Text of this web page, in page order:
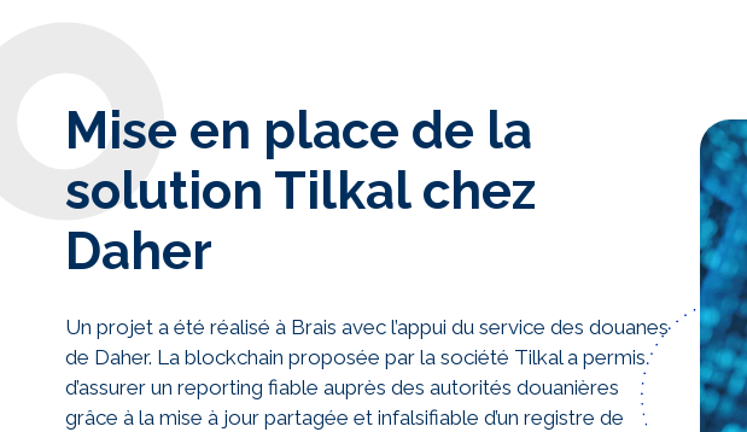
Mise en place de la
solution Tilkal chez
Daher
Un projet a été réalisé à Brais avec l’appui du service des douanes
de Daher. La blockchain proposée par la société Tilkal a permis
d’assurer un reporting fiable auprès des autorités douanières
grâce à la mise à jour partagée et infalsifiable d’un registre de